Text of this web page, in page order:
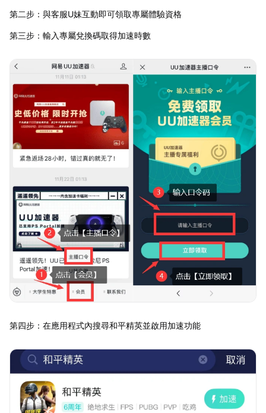
第二步：與客服U妹互動即可領取專屬體驗資格
第三步：輸入專屬兌換碼取得加速時數
第四步：在應用程式內搜尋和平精英並啟用加速功能